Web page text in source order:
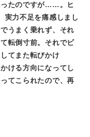
ったのですが……。ヒ
実力不足を痛感しまし
うまく乗れず、それ
転倒寸前。それでビ
てまた転びかけ
ける方向になってし
てこられたので、再